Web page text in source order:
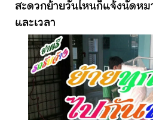
สะดวกย้ายวันไหนก็แจ้งนัดห
และเวลา